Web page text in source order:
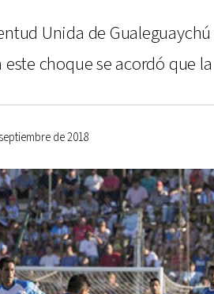
Unida de
este choque se acordó que
de 2018